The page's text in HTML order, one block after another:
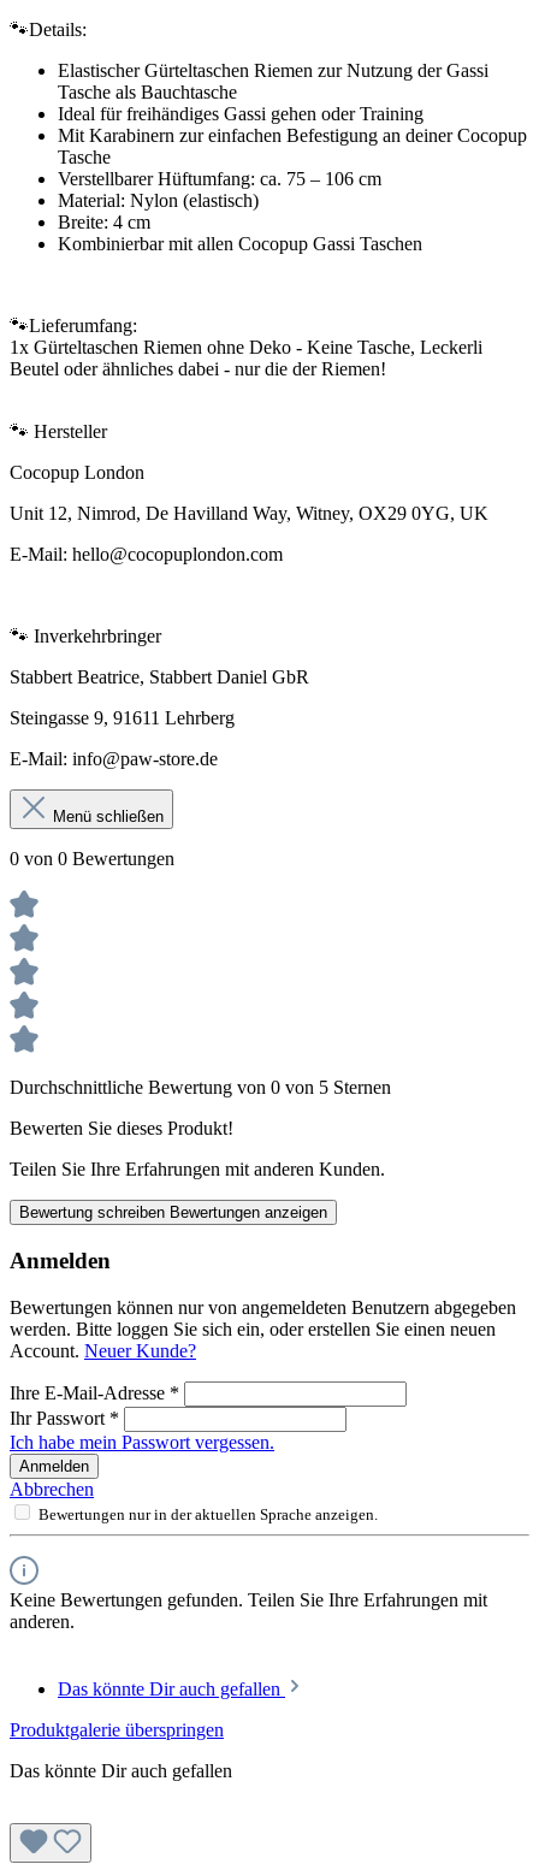
🐾Details:
Elastischer Gürteltaschen Riemen zur Nutzung der Gassi
Tasche als Bauchtasche
Ideal für freihändiges Gassi gehen oder Training
Mit Karabinern zur einfachen Befestigung an deiner Cocopup
Tasche
Verstellbarer Hüftumfang: ca. 75 – 106 cm
Material: Nylon (elastisch)
Breite: 4 cm
Kombinierbar mit allen Cocopup Gassi Taschen
🐾Lieferumfang:
1x Gürteltaschen Riemen ohne Deko - Keine Tasche, Leckerli
Beutel oder ähnliches dabei - nur die der Riemen!
🐾 Hersteller
Cocopup London
Unit 12, Nimrod, De Havilland Way, Witney, OX29 0YG, UK
E-Mail: hello@cocopuplondon.com
🐾 Inverkehrbringer
Stabbert Beatrice, Stabbert Daniel GbR
Steingasse 9, 91611 Lehrberg
E-Mail: info@paw-store.de
Menü schließen
0 von 0 Bewertungen
Durchschnittliche Bewertung von 0 von 5 Sternen
Bewerten Sie dieses Produkt!
Teilen Sie Ihre Erfahrungen mit anderen Kunden.
Bewertung schreiben Bewertungen anzeigen
Anmelden
Bewertungen können nur von angemeldeten Benutzern abgegeben
werden. Bitte loggen Sie sich ein, oder erstellen Sie einen neuen
Account. Neuer Kunde?
Ihre E-Mail-Adresse *
Ihr Passwort *
Ich habe mein Passwort vergessen.
Anmelden
Abbrechen
Bewertungen nur in der aktuellen Sprache anzeigen.
Keine Bewertungen gefunden. Teilen Sie Ihre Erfahrungen mit
anderen.
Das könnte Dir auch gefallen
Produktgalerie überspringen
Das könnte Dir auch gefallen